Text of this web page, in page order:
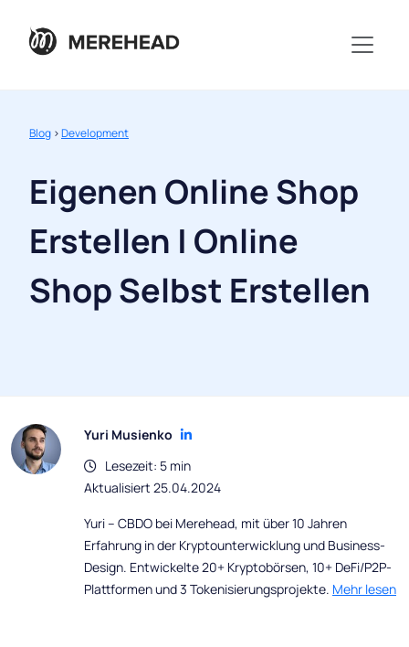
Blog >Development
Eigenen Online Shop
Erstellen | Online
Shop Selbst Erstellen
Yuri Musienko
Lesezeit: 5 min
Aktualisiert 25.04.2024
Yuri – CBDO bei Merehead, mit über 10 Jahren
Erfahrung in der Kryptounterwicklung und Business-
Design. Entwickelte 20+ Kryptobörsen, 10+ DeFi/P2P-
Plattformen und 3 Tokenisierungsprojekte. Mehr lesen